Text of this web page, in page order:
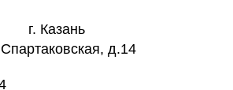
г. Казань
д.14